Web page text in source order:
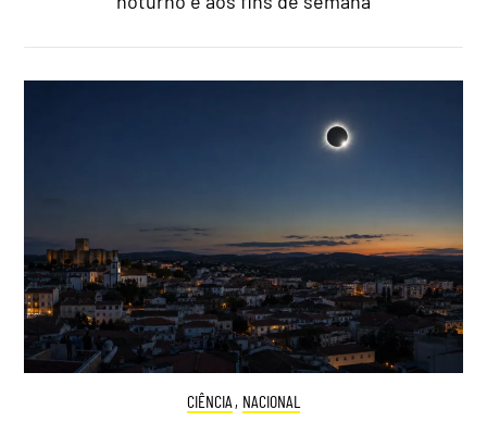
CIÊNCIA , NACIONAL